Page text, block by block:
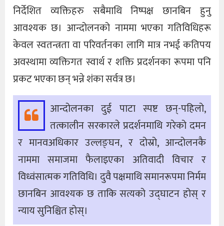
निर्देशित व्यक्तिहरु सबैमाथि निष्पक्ष छानबिन हुनु
आवश्यक छ। आन्दोलनको नाममा भएका गतिविधिहरू
केवल स्वतन्त्रता वा परिवर्तनका लागि मात्र नभई कतिपय
अवस्थामा व्यक्तिगत स्वार्थ र शक्ति प्रदर्शनका रूपमा पनि
प्रकट भएका छन् भन्ने शंका सर्वत्र छ।
आन्दोलनका दुई पाटा स्पष्ट छन्-पहिलो,
तत्कालीन सरकारले प्रदर्शनमाथि गरेको दमन
र मानवअधिकार उल्लङ्घन, र दोस्रो, आन्दोलनकै
नाममा समाजमा फैलाइएका अतिवादी विचार र
विध्वंसात्मक गतिविधि। दुवै पक्षमाथि समानरूपमा निर्मम
छानबिन आवश्यक छ ताकि सत्यको उद्घाटन होस् र
न्याय सुनिश्चित होस्।